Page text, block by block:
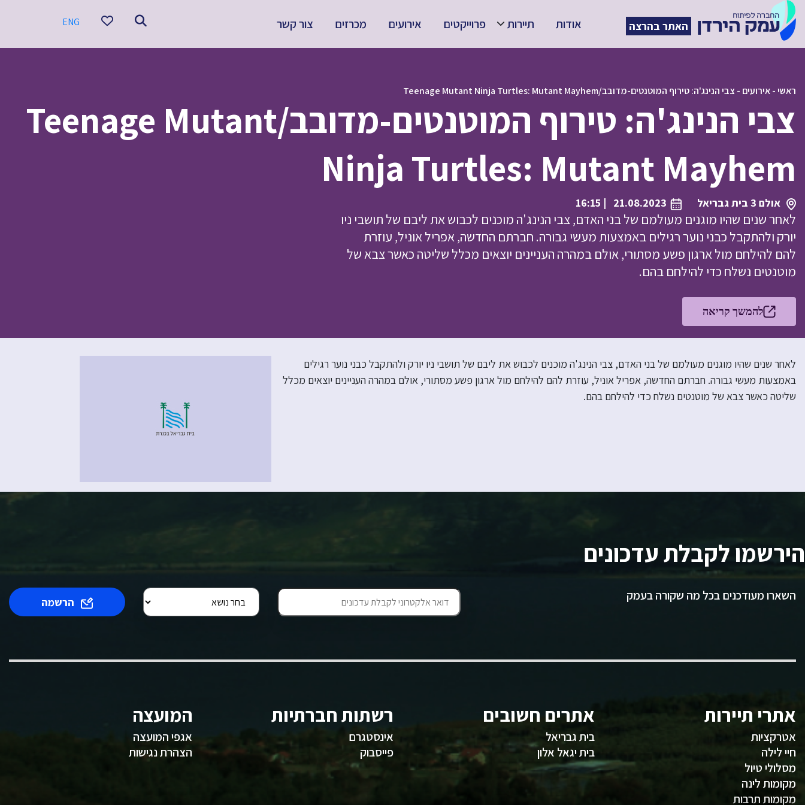
האתר בהרצה אודות תיירות פרוייקטים אירועים מכרזים צור קשר ENG
ראשי-אירועים - צבי הנינג'ה: טירוף המוטנטים-מדובב/Teenage Mutant Ninja Turtles: Mutant Mayhem
צבי הנינג'ה: טירוף המוטנטים-מדובב/Teenage Mutant
Ninja Turtles: Mutant Mayhem
אולם 3 בית גבריאל 21.08.2023
| 16:15
לאחר שנים שהיו מוגנים מעולמם של בני האדם, צבי הנינג'ה מוכנים לכבוש את ליבם של תושבי ניו
יורק ולהתקבל כבני נוער רגילים באמצעות מעשי גבורה. חברתם החדשה, אפריל אוניל, עוזרת
להם להילחם מול ארגון פשע מסתורי, אולם במהרה העניינים יוצאים מכלל שליטה כאשר צבא של
מוטנטים נשלח כדי להילחם בהם.
להמשך קריאה
לאחר שנים שהיו מוגנים מעולמם של בני האדם, צבי הנינג'ה מוכנים לכבוש את ליבם של תושבי ניו יורק ולהתקבל כבני נוער רגילים
באמצעות מעשי גבורה. חברתם החדשה, אפריל אוניל, עוזרת להם להילחם מול ארגון פשע מסתורי, אולם במהרה העניינים יוצאים מכלל
שליטה כאשר צבא של מוטנטים נשלח כדי להילחם בהם.
הירשמו לקבלת עדכונים
השארו מעודכנים בכל מה שקורה בעמק הרשמה
אתרי תיירות
אטרקציות
חיי לילה
מסלולי טיול
מקומות לינה
מקומות תרבות
אתרים חשובים
בית גבריאל
בית יגאל אלון
רשתות חברתיות
אינסטגרם
פייסבוק
המועצה
אגפי המועצה
הצהרת נגישות